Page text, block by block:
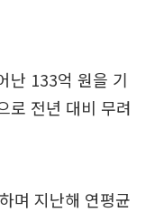
난 133억 원을 기
로 전년 대비 무려
며 지난해 연평균